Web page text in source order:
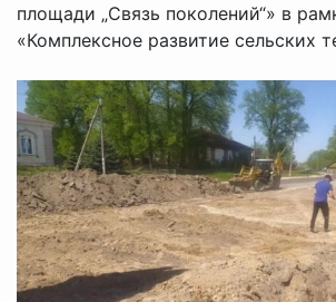
площади „Связь поколений“» в
«Комплексное развитие сельских